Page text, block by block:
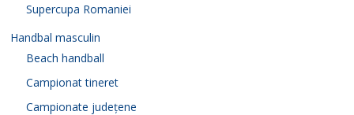
Supercupa Romaniei
Handbal masculin
Beach handball
Campionat tineret
Campionate județene